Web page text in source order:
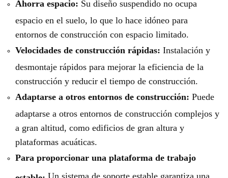
Ahorra espacio: Su diseño suspendido no ocupa
espacio en el suelo, lo que lo hace idóneo para
entornos de construcción con espacio limitado.
Velocidades de construcción rápidas: Instalación y
desmontaje rápidos para mejorar la eficiencia de la
construcción y reducir el tiempo de construcción.
Adaptarse a otros entornos de construcción: Puede
adaptarse a otros entornos de construcción complejos y
a gran altitud, como edificios de gran altura y
plataformas acuáticas.
Para proporcionar una plataforma de trabajo